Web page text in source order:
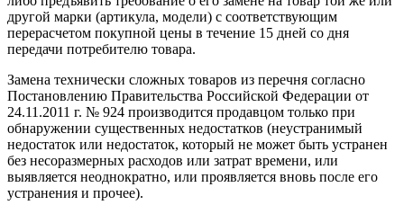
другой марки (артикула, модели) с соответствующим
перерасчетом покупной цены в течение 15 дней со дня
передачи потребителю товара.
Замена технически сложных товаров из перечня согласно
Постановлению Правительства Российской Федерации от
24.11.2011 г. № 924 производится продавцом только при
обнаружении существенных недостатков (неустранимый
недостаток или недостаток, который не может быть устранен
без несоразмерных расходов или затрат времени, или
выявляется неоднократно, или проявляется вновь после его
устранения и прочее).